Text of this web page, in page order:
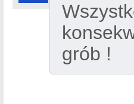
grób !